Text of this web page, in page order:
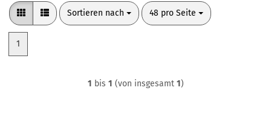
Sortieren nach
Sortieren nach 48 pro Seite
pro Seite
1
1 bis 1 (von insgesamt 1)